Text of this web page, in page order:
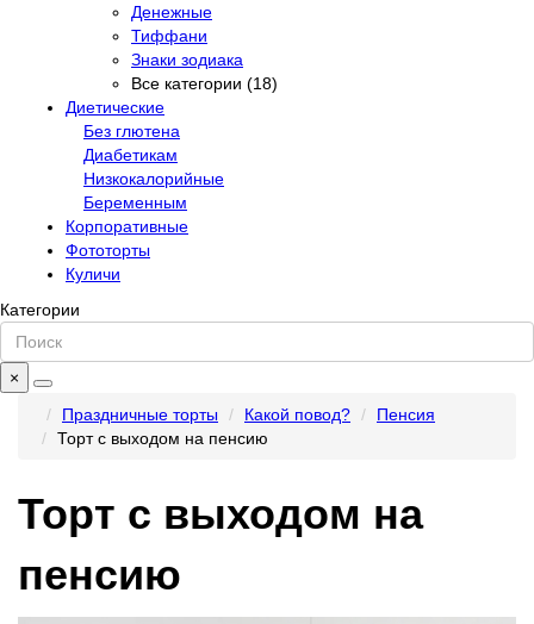
Денежные
Тиффани
Знаки зодиака
Все категории (18)
Диетические
Без глютена
Диабетикам
Низкокалорийные
Беременным
Корпоративные
Фототорты
Куличи
Категории
×
Праздничные торты
Какой повод?
Пенсия
Торт с выходом на пенсию
Торт с выходом на
пенсию